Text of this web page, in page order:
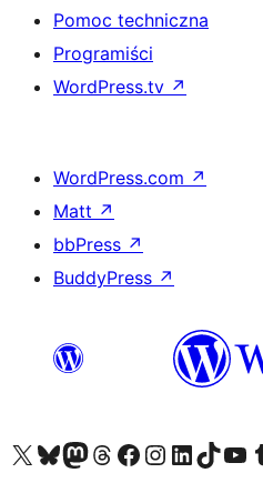
Pomoc techniczna
Programiści
WordPress.tv ↗
WordPress.com ↗
Matt ↗
bbPress ↗
BuddyPress ↗
Odwiedź nasze konto X (dawniej Twitter)
Odwiedź nasze konto Bluesky
Odwiedź nasze konto na Mastodoncie
Odwiedź naszego Threadsa
Odwiedź naszego Facebooka
Odwiedź nasze konto na
Odwiedź nasze konto na
Odwiedź naszego
Odwiedź